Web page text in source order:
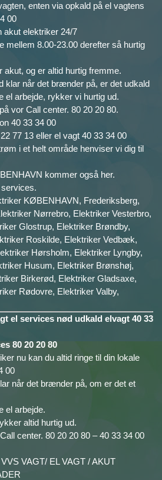
enten via opkald på el vagtens
00
akut elektriker 24/7
mellem 8.00-23.00 derefter så hurtig
og er altid hurtig fremme.
klar når det brænder på, er det udkald
el arbejde, rykker vi hurtig ud.
vor Call center. 80 20 20 80.
40 33 34 00
77 13 eller el vagt 40 33 34 00
i et helt område henviser vi dig til
kommer også her.
KØBENHAVN, Frederiksberg,
Nørrebro, Elektriker Vesterbro,
Glostrup, Elektriker Brøndby,
Roskilde, Elektriker Vedbæk,
Hørsholm, Elektriker Lyngby,
Husum, Elektriker Brønshøj,
Birkerød, Elektriker Gladsaxe,
Rødovre, Elektriker Valby,
el services nød udkald elvagt 40 33
80 20 20 80
nu kan du altid ringe til din lokale
00
når det brænder på, om er det et
el arbejde.
altid hurtig ud.
center. 80 20 20 80 – 40 33 34 00
VAGT/ EL VAGT / AKUT